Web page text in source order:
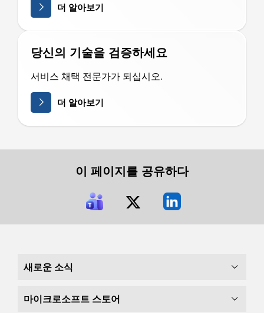
더 알아보기
당신의 기술을 검증하세요
서비스 채택 전문가가 되십시오.
더 알아보기
이 페이지를 공유하다
새로운 소식
마이크로소프트 스토어